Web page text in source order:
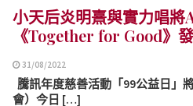
小天后炎明熹與實力唱
《Together for Good》
31/08/2022
騰訊年度慈善活動「99公益日」
會）今日 […]